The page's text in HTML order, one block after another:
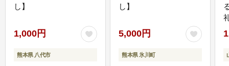
し】
1,000円
熊本県 八代市
し】
5,000円
熊本県 氷川町